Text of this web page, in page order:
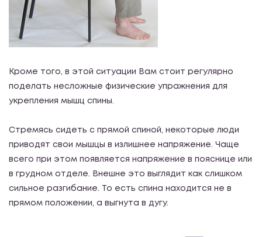
Кроме того, в этой ситуации Вам стоит регулярно
поделать несложные физические упражнения для
укрепления мышц спины.
Стремясь сидеть с прямой спиной, некоторые люди
приводят свои мышцы в излишнее напряжение. Чаще
всего при этом появляется напряжение в пояснице или
в грудном отделе. Внешне это выглядит как слишком
сильное разгибание. То есть спина находится не в
прямом положении, а выгнута в дугу.